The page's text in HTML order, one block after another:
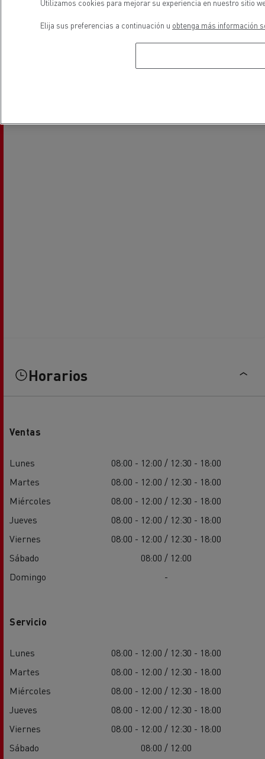
ubicación
Horarios
Ventas
Lunes
08:00 - 12:00 / 12:30 - 18:00
Martes
08:00 - 12:00 / 12:30 - 18:00
Miércoles
08:00 - 12:00 / 12:30 - 18:00
Jueves
08:00 - 12:00 / 12:30 - 18:00
Viernes
08:00 - 12:00 / 12:30 - 18:00
Sábado
08:00 / 12:00
Domingo
-
Servicio
Lunes
08:00 - 12:00 / 12:30 - 18:00
Martes
08:00 - 12:00 / 12:30 - 18:00
Miércoles
08:00 - 12:00 / 12:30 - 18:00
Jueves
08:00 - 12:00 / 12:30 - 18:00
Viernes
08:00 - 12:00 / 12:30 - 18:00
Sábado
08:00 / 12:00
Utilizamos cookies para mejorar su experiencia en nuestro sitio
Elija sus preferencias a continuación u obtenga más información